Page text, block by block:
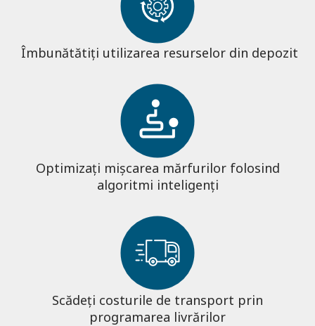
Îmbunătătiți utilizarea resurselor din depozit
Optimizați mișcarea mărfurilor folosind
algoritmi inteligenți
Scădeți costurile de transport prin
programarea livrărilor